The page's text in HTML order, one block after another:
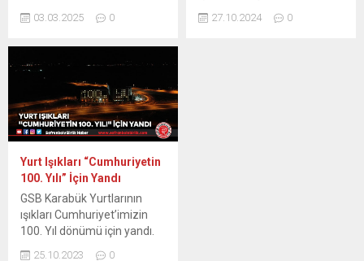
yaparak Ramazan ayının
Safranbolu Kaymakamı
Şaban Arda Yazıcı, Gençlik
ve Spor Bakanlığına bağlı
İsmail Necati Efendi
Yurdu’nda 1200 öğrenciyle
iftar sofrasında bir araya
geldi. Ramazan ayının birlik
ve beraberlik ruhu,
öğrencilerle paylaşılan iftar
yemeğinde hissedildi....
03.03.2025 0
yandı. Safranbolu’da Gençlik
27.10.2024 0
Yurt Işıkları “Cumhuriyetin
100. Yılı” İçin Yandı
GSB Karabük Yurtlarının
ışıkları Cumhuriyet’imizin
100. Yıl dönümü için yandı.
25.10.2023 0